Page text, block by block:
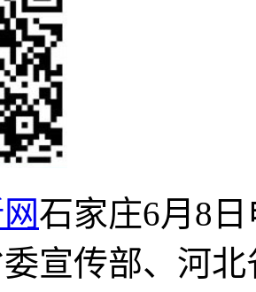
石家庄6月8
宣传部、河